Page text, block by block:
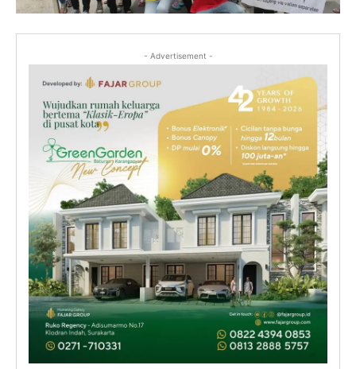
- Advertisement -